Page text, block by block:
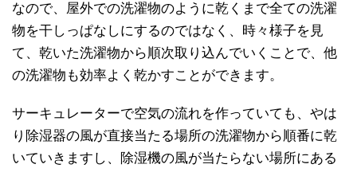
なので、屋外での洗濯物のように乾くまで全ての洗濯
物を干しっぱなしにするのではなく、時々様子を見
て、乾いた洗濯物から順次取り込んでいくことで、他
の洗濯物も効率よく乾かすことができます。
サーキュレーターで空気の流れを作っていても、やは
り除湿器の風が直接当たる場所の洗濯物から順番に乾
いていきますし、除湿機の風が当たらない場所にある